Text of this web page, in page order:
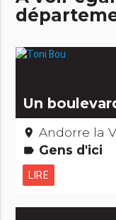
Un
place Andorre la
label Gens d'ici
LIRE